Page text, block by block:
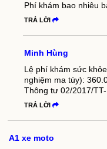
Phí khám bao nhiêu
TRẢ LỜI
Minh Hùng
Lệ phí khám sức
nghiệm ma túy):
Thông tư 02/2017/TT-
TRẢ LỜI
A1 xe moto